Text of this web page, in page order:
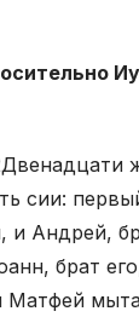
Двенадцати
сии:
Андрей,
брат